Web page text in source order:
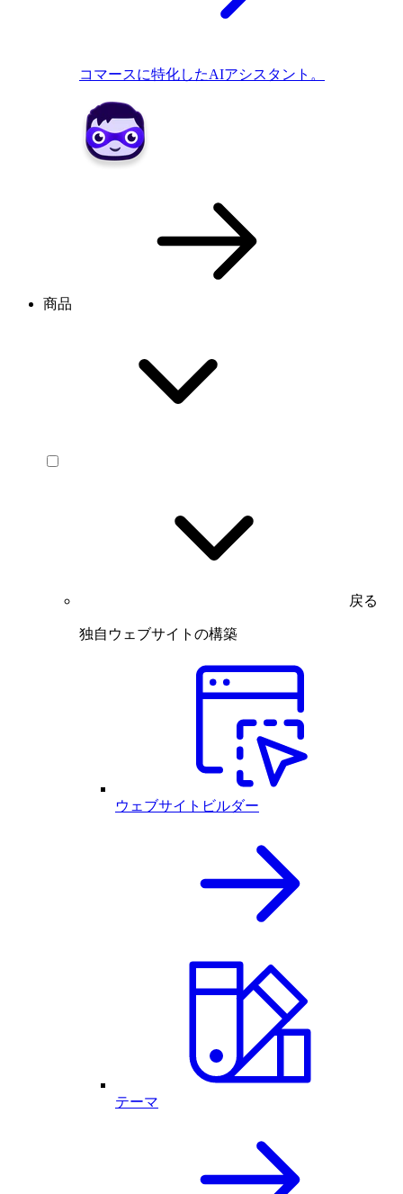
コマースに特化したAIアシスタント。
商品
戻る
独自ウェブサイトの構築
ウェブサイトビルダー
テーマ